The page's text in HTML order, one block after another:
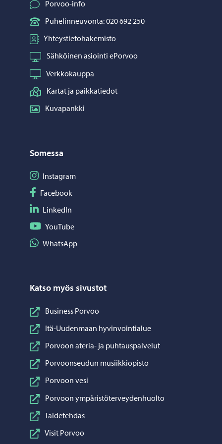
Porvoo-info
Puhelinneuvonta: 020 692 250
Yhteystietohakemisto
Sähköinen asiointi ePorvoo
Verkkokauppa
Kartat ja paikkatiedot
Kuvapankki
Somessa
Seuraa Instagram
Instagram
Seuraa Facebook
Facebook
Seuraa LinkedIn
LinkedIn
Seuraa YouTube
YouTube
Jaa WhatsApp
WhatsApp
Katso myös sivustot
Business Porvoo
Itä-Uudenmaan hyvinvointialue
Porvoon ateria- ja puhtauspalvelut
Porvoonseudun musiikkiopisto
Porvoon vesi
Porvoon ympäristöterveydenhuolto
Taidetehdas
Visit Porvoo